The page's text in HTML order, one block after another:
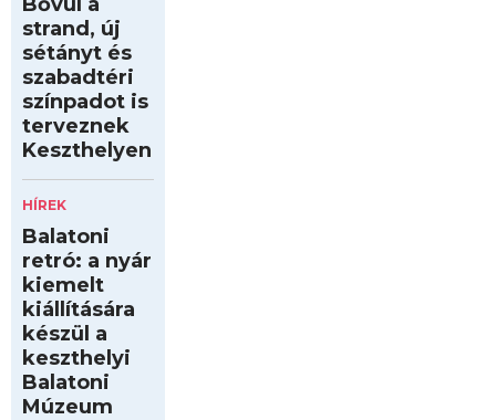
strand, új
sétányt és
szabadtéri
színpadot is
terveznek
Keszthelyen
HÍREK
Balatoni
retró: a nyár
kiemelt
kiállítására
készül a
keszthelyi
Balatoni
Múzeum